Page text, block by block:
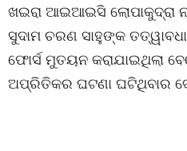
ଖଇରା ଆଇଆଇସି ଲୋପାକୁଦ୍ରା
ସୁଦାମ ଚରଣ ସାହୁଙ୍କ
ଫୋର୍ସ ମୁତୟନ କରାଯାଇଥିଲା
ଅପ୍ରିତିକର ଘଟଣା ଘଟିଥିବାର